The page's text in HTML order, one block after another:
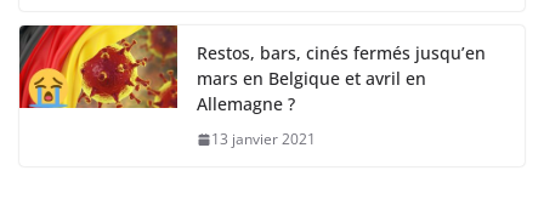
Restos, bars, cinés fermés jusqu’en
mars en Belgique et avril en
Allemagne ?
13 janvier 2021